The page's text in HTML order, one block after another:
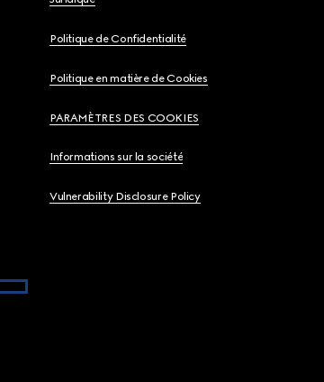
Politique de Confidentialité
Politique en matière de Cookies
PARAMÈTRES DES COOKIES
Informations sur la société
Vulnerability Disclosure Policy